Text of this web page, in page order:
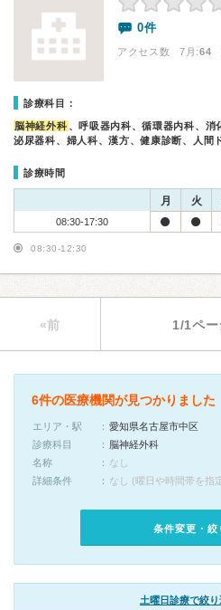
0件
アクセス数 7月:64
診療科目：
脳神経外科 、呼吸器内科、循環器内科、消
泌尿器科、婦人科、漢方、健康診断、人間
診療時間
月 火
08:30-17:30
08:30-12:30
«前 1/1ペー
6件の医療機関が見つかりました
エリア・駅
愛知県名古屋市中区
診療科目
脳神経外科
名称
なし
詳細条件
なし (曜日や時間帯を指
条件変更・絞
土曜日診療で絞